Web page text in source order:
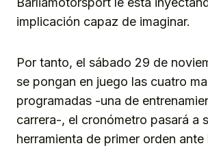
implicación capaz de imaginar.
Por tanto, el sábado 29 de
se pongan en juego las cuatro
programadas -una de
carrera-, el cronómetro pasará a
herramienta de primer orden